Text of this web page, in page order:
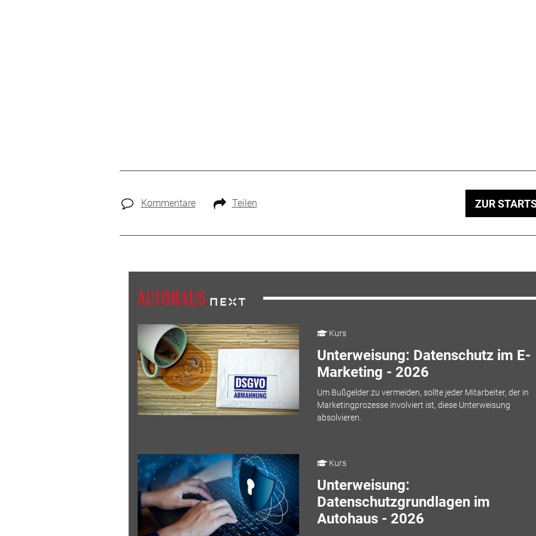
Kommentare Teilen ZUR
Kurs
Unterweisung: Datenschutz im E-
Marketing - 2026
Um Bußgelder zu vermeiden, sollte jeder Mitarbeiter, der in
Marketingprozesse involviert ist, diese Unterweisung
absolvieren.
Kurs
Unterweisung:
Datenschutzgrundlagen im
Autohaus - 2026